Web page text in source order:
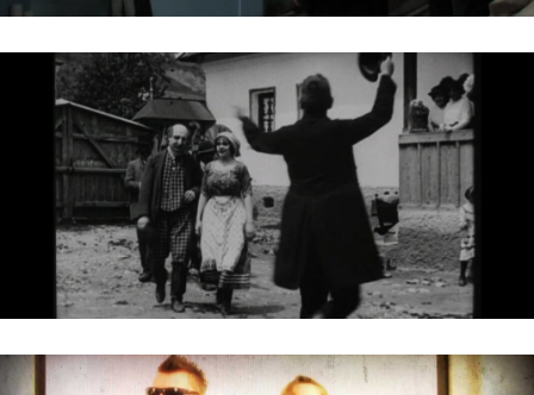
JANOVICS JENŐ, A MAGYAR PATHÉ